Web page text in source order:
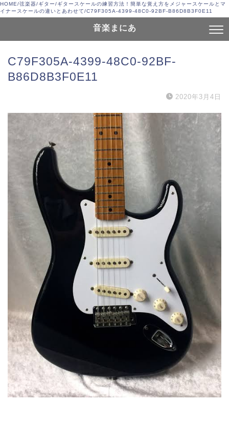
HOME/弦楽器/ギター/ギタースケールの練習方法！簡単な覚え方をメジャースケールとマ
イナースケールの違いとあわせて/C79F305A-4399-48C0-92BF-B86D8B3F0E11
音楽まにあ
C79F305A-4399-48C0-92BF-
B86D8B3F0E11
2020年3月4日